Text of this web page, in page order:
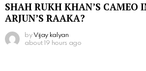
SHAH RUKH KHAN’S CAMEO
ARJUN’S RAAKA?
by Vijay kalyan
about 19 hours ago